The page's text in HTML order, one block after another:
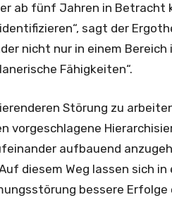
ab fünf Jahren in Betracht
sagt der
nicht nur in einem Bereich
Fähigkeiten“.
Störung zu
vorgeschlagene
aufbauend
diesem Weg lassen sich in
bessere Erfolge